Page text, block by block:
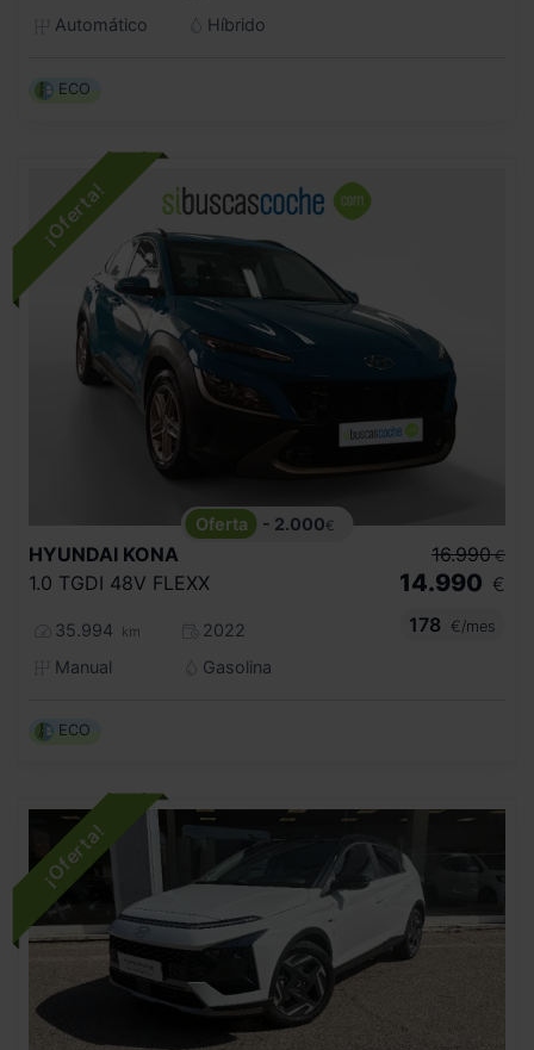
Automático
Híbrido
ECO
- 2.000€
HYUNDAI KONA
1.0 TGDI 48V FLEXX
35.994 km
2022
Manual
Gasolina
16.990 €
14.990 €
178
€/mes
ECO